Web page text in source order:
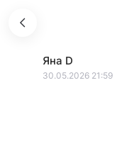
Яна D
30.05.2026 21:59